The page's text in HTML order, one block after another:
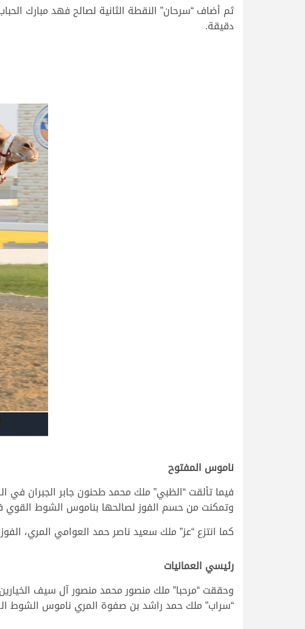
دقيقة.
ناموس المفتوح
فيما تألقت “الظبي” ملك محمد طحنون جابر الجبران في
وتمكنت من حسم الفوز لصالحها بناموس الشوط القوي في توقيت
كما انتزع “عز” ملك سعيد ناصر حمد العوامي المري، الفوز
رئيسي العمانيات
“سراب” ملك حمد راشد بن صفوة المري ناموس الشوط الرئيسي